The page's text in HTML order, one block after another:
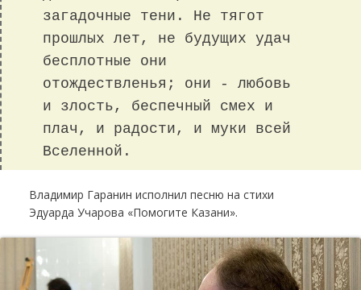
загадочные тени. Не тягот
прошлых лет, не будущих удач
бесплотные они
отождествленья; они - любовь
и злость, беспечный смех и
плач, и радости, и муки всей
Вселенной.
Владимир Гаранин исполнил песню на стихи
Эдуарда Учарова «Помогите Казани».